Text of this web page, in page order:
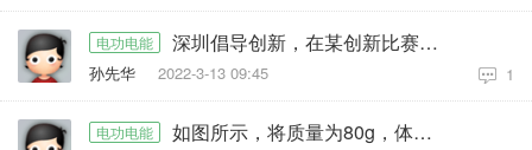
电功电能 深圳倡导创新，在某创新比赛中，鹏鹏同学组装的一台环保电动力车
孙先华 2022-3-13 09:45 1
电功电能 如图所示，将质量为80g，体积为100cm3的铁制小球放入盛水的薄玻璃容器